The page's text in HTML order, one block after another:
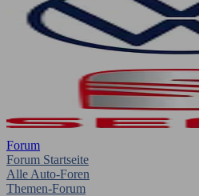
Forum
Forum Startseite
Alle Auto-Foren
Themen-Forum